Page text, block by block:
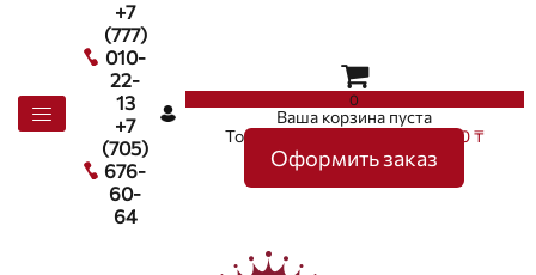
+7
(777)
010-
22-
13
+7
(705)
676-
60-
64
0
Ваша корзина пуста
Товаров в корзине
на сумму0 ₸
Оформить заказ